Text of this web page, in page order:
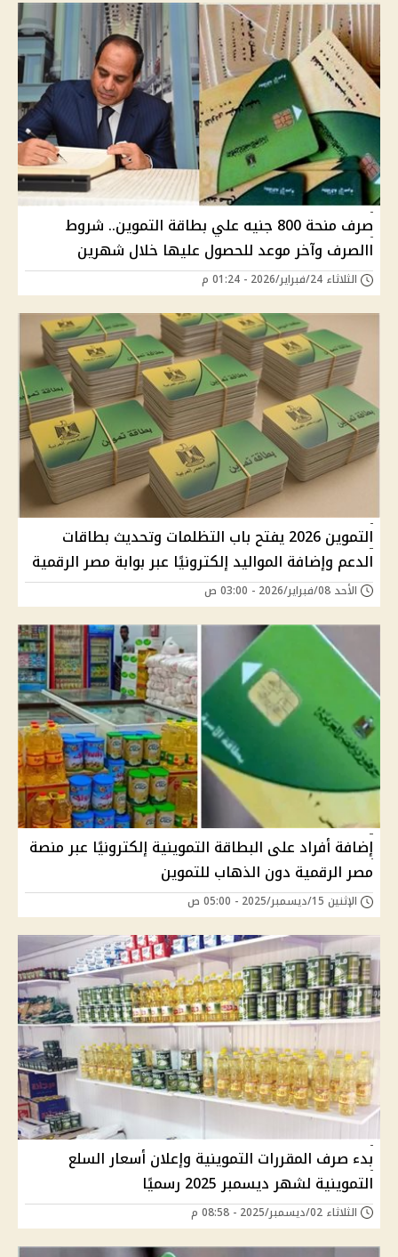
صرف منحة 800 جنيه علي بطاقة التموين.. شروط
االصرف وآخر موعد للحصول عليها خلال شهرين
الثلاثاء 24/فبراير/2026 - 01:24 م
التموين 2026 يفتح باب التظلمات وتحديث بطاقات
الدعم وإضافة المواليد إلكترونيًا عبر بوابة مصر الرقمية
الأحد 08/فبراير/2026 - 03:00 ص
إضافة أفراد على البطاقة التموينية إلكترونيًا عبر منصة
مصر الرقمية دون الذهاب للتموين
الإثنين 15/ديسمبر/2025 - 05:00 ص
بدء صرف المقررات التموينية وإعلان أسعار السلع
التموينية لشهر ديسمبر 2025 رسميًا
الثلاثاء 02/ديسمبر/2025 - 08:58 م